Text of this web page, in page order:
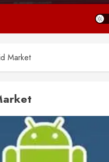
Market